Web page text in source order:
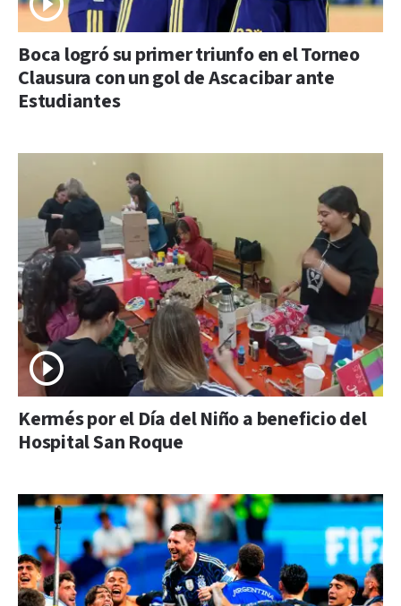
Boca logró su primer triunfo en el Torneo
Clausura con un gol de Ascacibar ante
Estudiantes
Kermés por el Día del Niño a beneficio del
Hospital San Roque